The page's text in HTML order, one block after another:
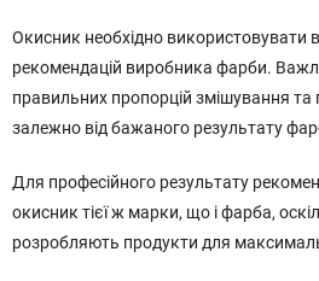
Окисник необхідно використовувати
рекомендацій виробника фарби.
правильних пропорцій змішування та
залежно від бажаного результату
Для професійного результату
окисник тієї ж марки, що і фарба,
розробляють продукти для